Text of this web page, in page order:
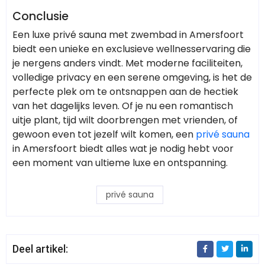
Conclusie
Een luxe privé sauna met zwembad in Amersfoort
biedt een unieke en exclusieve wellnesservaring die
je nergens anders vindt. Met moderne faciliteiten,
volledige privacy en een serene omgeving, is het de
perfecte plek om te ontsnappen aan de hectiek
van het dagelijks leven. Of je nu een romantisch
uitje plant, tijd wilt doorbrengen met vrienden, of
gewoon even tot jezelf wilt komen, een privé sauna
in Amersfoort biedt alles wat je nodig hebt voor
een moment van ultieme luxe en ontspanning.
privé sauna
Deel artikel: